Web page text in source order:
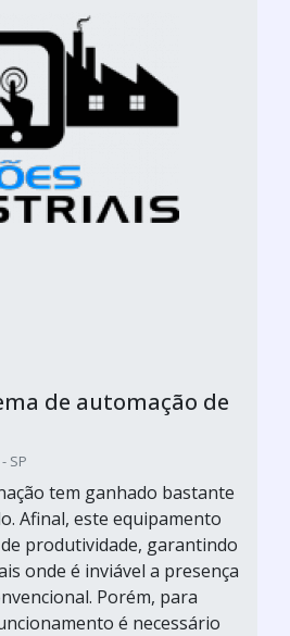
de automação de
SP
tem ganhado bastante
Afinal, este equipamento
produtividade, garantindo
onde é inviável a presença
Porém, para
é necessário